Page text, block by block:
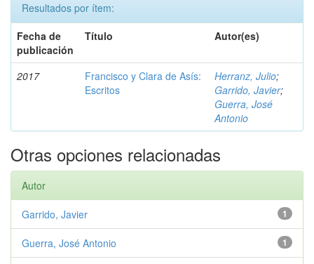
Resultados por ítem:
Fecha de
publicación
Título Autor(es)
2017
Francisco y Clara de Asís:
Escritos
Herranz, Julio;
Garrido, Javier;
Guerra, José
Antonio
Otras opciones relacionadas
Autor
1
Garrido, Javier
1
Guerra, José Antonio